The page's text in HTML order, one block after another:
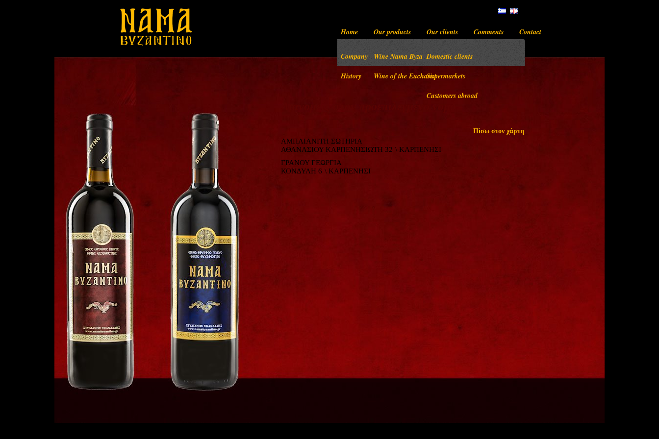
Home
Company
History
Our products
Wine Nama Byzantine
Wine of the Eucharist
Our clients
Domestic clients
Supermarkets
Customers abroad
Comments Contact
Πίσω στον χάρτη
ΑΜΠΛΙΑΝΙΤΗ ΣΩΤΗΡΙΑ
ΑΘΑΝΑΣΙΟΥ ΚΑΡΠΕΝΗΣΙΩΤΗ 32 \ ΚΑΡΠΕΝΗΣΙ
ΓΡΑΝΟΥ ΓΕΩΡΓΙΑ
ΚΟΝΔΥΛΗ 6 \ ΚΑΡΠΕΝΗΣΙ